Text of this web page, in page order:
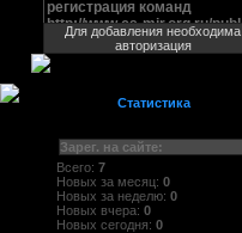
Для добавления необходима
авторизация
Статистика
Зарег. на сайте:
Всего: 7
Новых за месяц: 0
Новых за неделю: 0
Новых вчера: 0
Новых сегодня: 0